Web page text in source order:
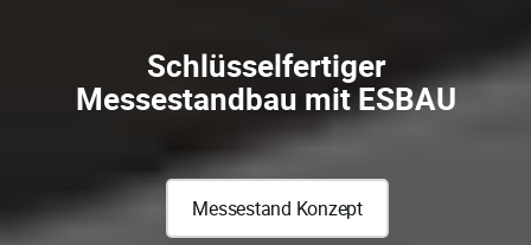
Schlüsselfertiger
Messestandbau mit ESBAU
Messestand Konzept